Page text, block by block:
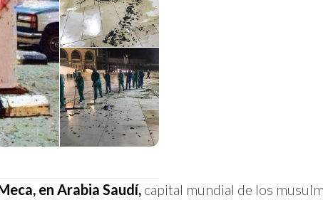
en Arabia Saudí, capital mundial de los